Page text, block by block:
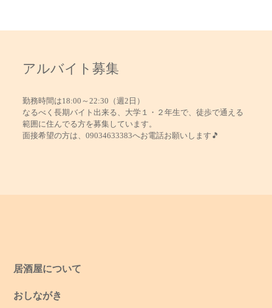
アルバイト募集
勤務時間は18:00～22:30（週2日）
なるべく長期バイト出来る、大学１・２年生で、徒歩で通える
範囲に住んでる方を募集しています。
面接希望の方は、09034633383へお電話お願いします🎵
居酒屋について
おしながき